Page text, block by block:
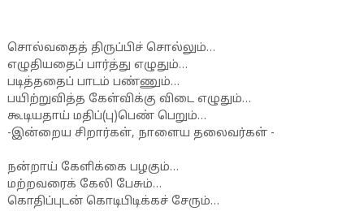
சொல்வதைத் திருப்பிச் சொல்லும்…
எழுதியதைப் பார்த்து எழுதும்…
படித்ததைப் பாடம் பண்ணும்…
பயிற்றுவித்த கேள்விக்கு விடை எழுதும்…
கூடியதாய் மதிப்(பு)பெண் பெறும்…
-இன்றைய சிறார்கள், நாளைய தலைவர்கள் -
நன்றாய் கேளிக்கை பழகும்…
மற்றவரைக் கேலி பேசும்…
கொதிப்புடன் கொடிபிடிக்கச் சேரும்…